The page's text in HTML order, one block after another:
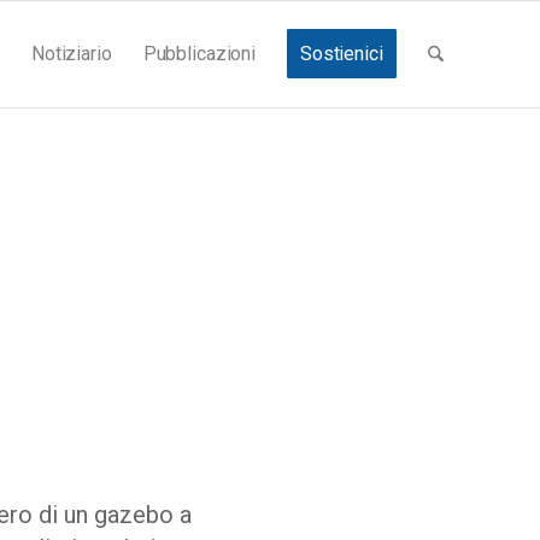
Notiziario Pubblicazioni Sostienici
di un gazebo a